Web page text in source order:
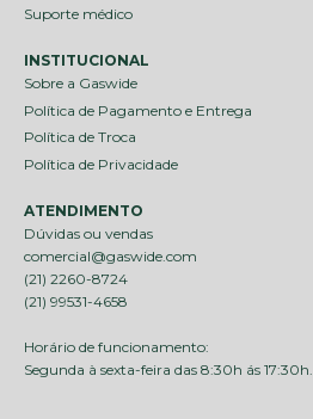
Suporte médico
INSTITUCIONAL
Sobre a Gaswide
Política de Pagamento e Entrega
Política de Troca
Política de Privacidade
ATENDIMENTO
Dúvidas ou vendas
comercial@gaswide.com
(21) 2260-8724
(21) 99531-4658
Horário de funcionamento:
Segunda à sexta-feira das 8:30h ás 17:30h.